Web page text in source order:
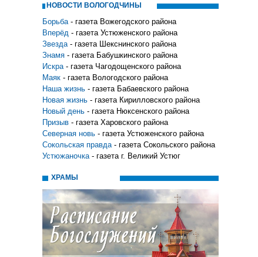
НОВОСТИ ВОЛОГОДЧИНЫ
Борьба - газета Вожегодского района
Вперёд - газета Устюженского района
Звезда - газета Шекснинского района
Знамя - газета Бабушкинского района
Искра - газета Чагодощенского района
Маяк - газета Вологодского района
Наша жизнь - газета Бабаевского района
Новая жизнь - газета Кирилловского района
Новый день - газета Нюксенского района
Призыв - газета Харовского района
Северная новь - газета Устюженского района
Сокольская правда - газета Сокольского района
Устюжаночка - газета г. Великий Устюг
ХРАМЫ